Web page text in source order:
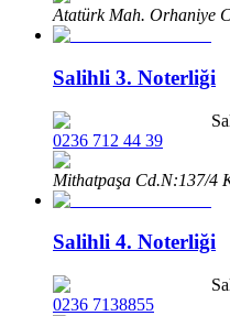
Atatürk Mah. Orhaniye
Salihli 3. Noterliği
0236 712 44 39
Mithatpaşa Cd.N:137/4
Salihli 4. Noterliği
0236 7138855